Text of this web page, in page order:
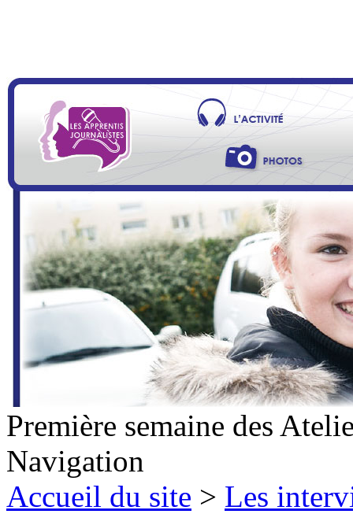
Première semaine des
Navigation
Accueil du site > Les